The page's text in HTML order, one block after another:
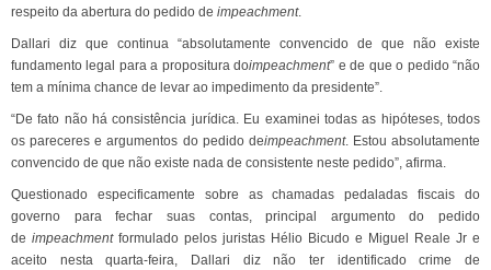
respeito da abertura do pedido de impeachment.
Dallari diz que continua “absolutamente convencido de que não existe
fundamento legal para a propositura doimpeachment” e de que o pedido “não
tem a mínima chance de levar ao impedimento da presidente”.
“De fato não há consistência jurídica. Eu examinei todas as hipóteses, todos
os pareceres e argumentos do pedido deimpeachment. Estou absolutamente
convencido de que não existe nada de consistente neste pedido”, afirma.
Questionado especificamente sobre as chamadas pedaladas fiscais do
governo para fechar suas contas, principal argumento do pedido
de impeachment formulado pelos juristas Hélio Bicudo e Miguel Reale Jr e
aceito nesta quarta-feira, Dallari diz não ter identificado crime de